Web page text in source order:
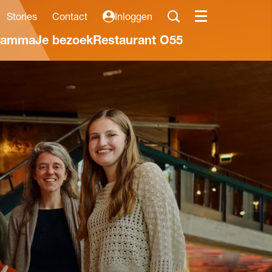
Stories Contact Inloggen
Je bezoekRestaurant O55
Menu